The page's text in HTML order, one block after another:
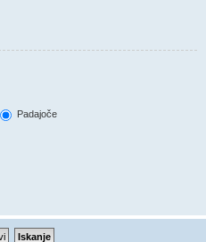
Padajoče